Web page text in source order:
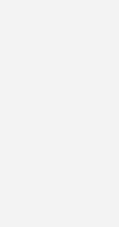
Pfadfinder
und